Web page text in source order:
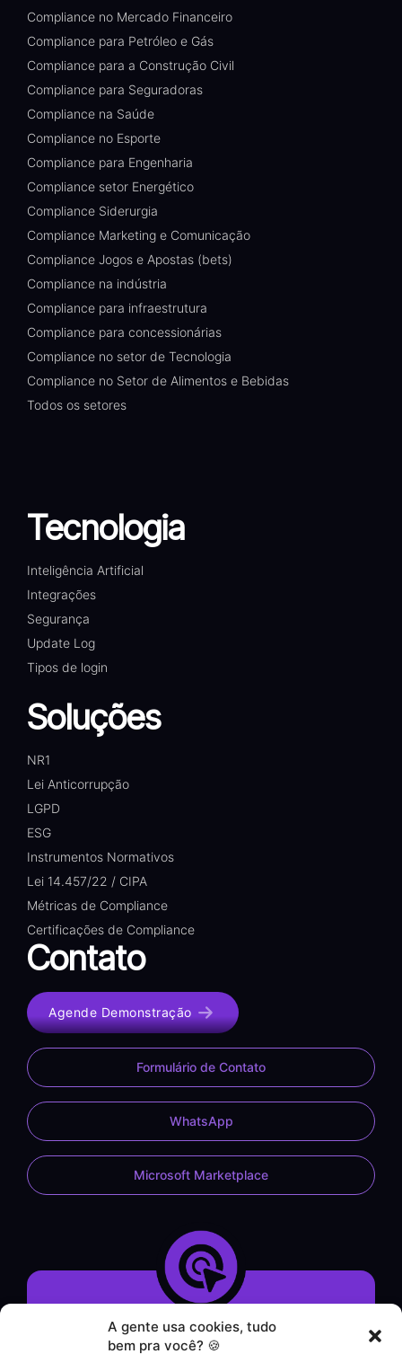
A gente usa cookies, tudo
bem pra você? 🍪
Compliance no Mercado Financeiro
Compliance para Petróleo e Gás
Compliance para a Construção Civil
Compliance para Seguradoras
Compliance na Saúde
Compliance no Esporte
Compliance para Engenharia
Compliance setor Energético
Compliance Siderurgia
Compliance Marketing e Comunicação
Compliance Jogos e Apostas (bets)
Compliance na indústria
Compliance para infraestrutura
Compliance para concessionárias
Compliance no setor de Tecnologia
Compliance no Setor de Alimentos e Bebidas
Todos os setores
Tecnologia
Inteligência Artificial
Integrações
Segurança
Update Log
Tipos de login
Soluções
NR1
Lei Anticorrupção
LGPD
ESG
Instrumentos Normativos
Lei 14.457/22 / CIPA
Métricas de Compliance
Certificações de Compliance
Contato
Agende Demonstração
Formulário de Contato
WhatsApp
Microsoft Marketplace
Demonstração do Sistema